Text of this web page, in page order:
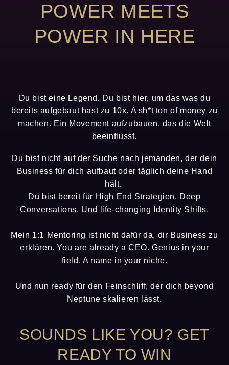
POWER MEETS
POWER IN HERE
Du bist eine Legend. Du bist hier, um das was du
bereits aufgebaut hast zu 10x. A sh*t ton of money zu
machen. Ein Movement aufzubauen, das die Welt
beeinflusst.
Du bist nicht auf der Suche nach jemanden, der dein
Business für dich aufbaut oder täglich deine Hand
hält.
Du bist bereit für High End Strategien. Deep
Conversations. Und life-changing Identity Shifts.
Mein 1:1 Mentoring ist nicht dafür da, dir Business zu
erklären. You are already a CEO. Genius in your
field. A name in your niche.
Und nun ready für den Feinschliff, der dich beyond
Neptune skalieren lässt.
SOUNDS LIKE YOU? GET
READY TO WIN